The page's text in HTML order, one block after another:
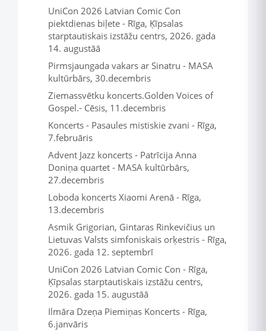
UniCon 2026 Latvian Comic Con
piektdienas biļete - Rīga, Ķīpsalas
starptautiskais izstāžu centrs, 2026. gada
14. augustāā
Pirmsjaungada vakars ar Sinatru - MASA
kultūrbārs, 30.decembris
Ziemassvētku koncerts.Golden Voices of
Gospel.- Cēsis, 11.decembris
Koncerts - Pasaules mistiskie zvani - Rīga,
7.februāris
Advent Jazz koncerts - Patrīcija Anna
Doniņa quartet - MASA kultūrbārs,
27.decembris
Loboda koncerts Xiaomi Arenā - Rīga,
13.decembris
Asmik Grigorian, Gintaras Rinkevičius un
Lietuvas Valsts simfoniskais orķestris - Rīga,
2026. gada 12. septembrī
UniCon 2026 Latvian Comic Con - Rīga,
Ķīpsalas starptautiskais izstāžu centrs,
2026. gada 15. augustāā
Ilmāra Dzeņa Piemiņas Koncerts - Rīga,
6.janvāris